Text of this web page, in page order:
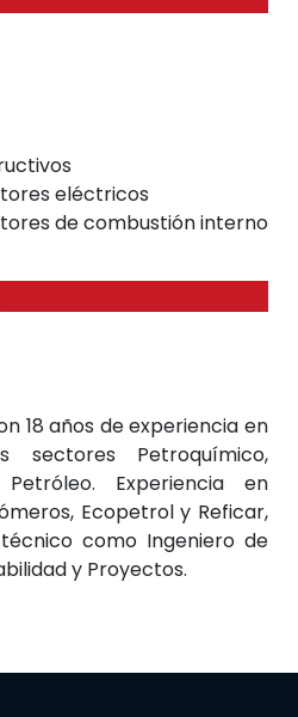
eléctricos
de combustión interno
18 años de experiencia en
Petroquímico,
Experiencia en
Ecopetrol y Reficar,
como Ingeniero de
y Proyectos.